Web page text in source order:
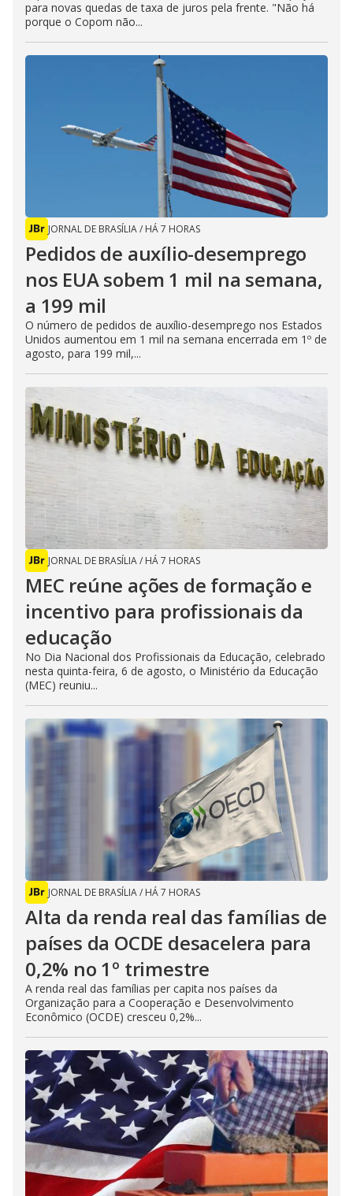
para novas quedas de taxa de juros pela frente. "Não há
porque o Copom não...
JORNAL DE BRASÍLIA/ HÁ 7 HORAS
Pedidos de auxílio-desemprego
nos EUA sobem 1 mil na semana,
a 199 mil
O número de pedidos de auxílio-desemprego nos Estados
Unidos aumentou em 1 mil na semana encerrada em 1º de
agosto, para 199 mil,...
JORNAL DE BRASÍLIA/ HÁ 7 HORAS
MEC reúne ações de formação e
incentivo para profissionais da
educação
No Dia Nacional dos Profissionais da Educação, celebrado
nesta quinta-feira, 6 de agosto, o Ministério da Educação
(MEC) reuniu...
JORNAL DE BRASÍLIA/ HÁ 7 HORAS
Alta da renda real das famílias de
países da OCDE desacelera para
0,2% no 1º trimestre
A renda real das famílias per capita nos países da
Organização para a Cooperação e Desenvolvimento
Econômico (OCDE) cresceu 0,2%...